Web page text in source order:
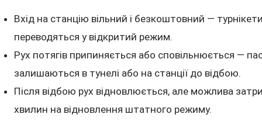
Вхід на станцію вільний і безкоштовний —
переводяться у відкритий режим.
Рух потягів припиняється або сповільнюється —
залишаються в тунелі або на станції до відбою.
Після відбою рух відновлюється, але можлива
хвилин на відновлення штатного режиму.